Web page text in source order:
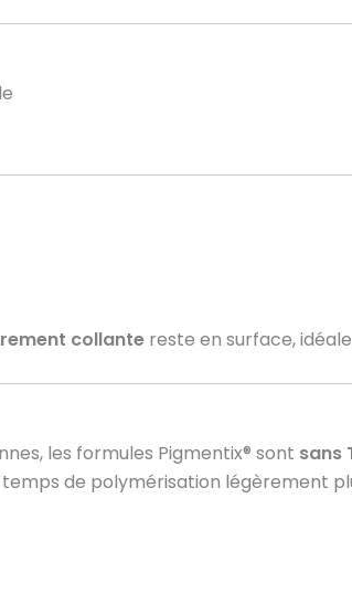
collante reste en surface,
les formules Pigmentix® sont sans
de polymérisation légèrement